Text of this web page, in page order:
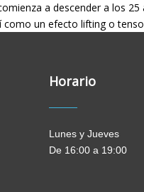
a descender a los
un efecto lifting o
Horario
Lunes y Jueves
De 16:00 a 19:00